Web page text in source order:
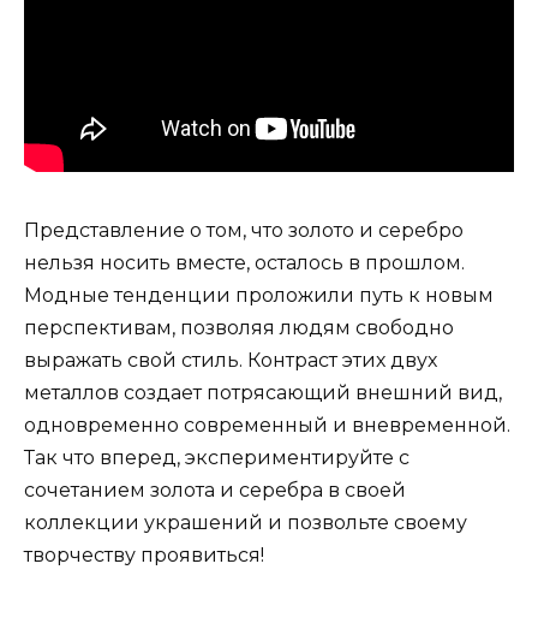
Представление о том, что золото и серебро
нельзя носить вместе, осталось в прошлом.
Модные тенденции проложили путь к новым
перспективам, позволяя людям свободно
выражать свой стиль. Контраст этих двух
металлов создает потрясающий внешний вид,
одновременно современный и вневременной.
Так что вперед, экспериментируйте с
сочетанием золота и серебра в своей
коллекции украшений и позвольте своему
творчеству проявиться!